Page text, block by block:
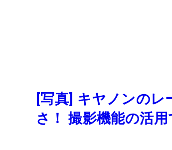
[写真] キヤノンのレ
さ！ 撮影機能の活